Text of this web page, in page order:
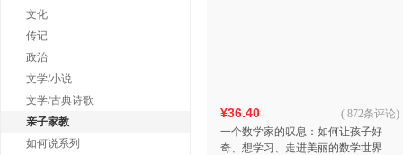
文化
传记
政治
文学/小说
文学/古典诗歌
亲子家教
如何说系列
¥36.40
一个数学家的叹息：如何让孩子好
奇、想学习、走进美丽的数学世界
( 872条评论)